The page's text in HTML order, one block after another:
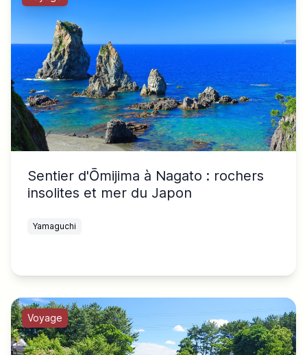
Sentier d'Ōmijima à Nagato : rochers
insolites et mer du Japon
Yamaguchi
Voyage